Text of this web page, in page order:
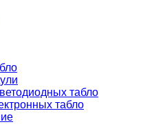
табло
табло